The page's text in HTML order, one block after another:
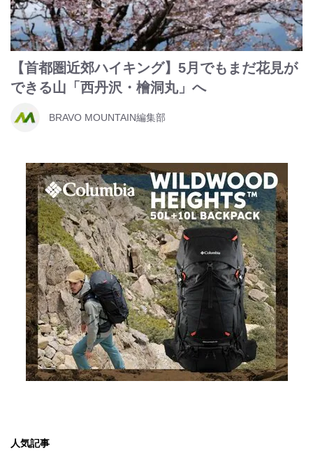
【首都圏近郊ハイキング】5月でもまだ花見が
できる山「西丹沢・檜洞丸」へ
BRAVO MOUNTAIN編集部
人気記事